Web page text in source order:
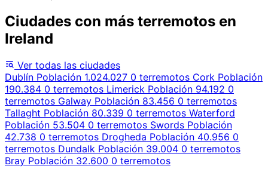
Ciudades con más terremotos en
Ireland
Ver todas las ciudades
Dublín Población 1.024.027 0 terremotos Cork Población
190.384 0 terremotos Limerick Población 94.192 0
terremotos Galway Población 83.456 0 terremotos
Tallaght Población 80.339 0 terremotos Waterford
Población 53.504 0 terremotos Swords Población
42.738 0 terremotos Drogheda Población 40.956 0
terremotos Dundalk Población 39.004 0 terremotos
Bray Población 32.600 0 terremotos